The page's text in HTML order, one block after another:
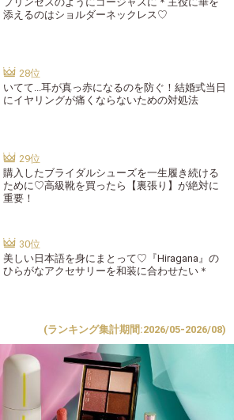
添えるのはショルダーネックレス♡
いてて...耳が真っ赤になるのを防ぐ！結婚式当日
にイヤリングが痛くならないための対処法
購入したブライダルシューズを一生履き続ける
ために♡高級靴を買ったら【裏張り】が絶対に
重要！
美しい日本語を身にまとって♡『Hiragana』の
ひらがなアクセサリーを和装に合わせたい＊
(ランキング集計期間:2026/05-2026/08)